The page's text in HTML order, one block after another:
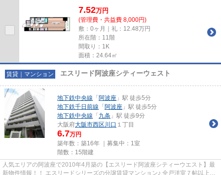
7.52万円
(管理費・共益費 8,000円)
敷：0ヶ月｜礼：12.48万円
所在階：11階
間取り：1K
面積：24.64㎡
賃貸｜マンション エスリード阿波座シティーウェスト
地下鉄中央線 「 阿波座 」駅 徒歩5分
地下鉄千日前線 「 阿波座 」駅 徒歩5分
地下鉄中央線 「 九条 」駅 徒歩9分
大阪府大阪市西区 川口 １丁目
6.7万円
築年数：築16年 ｜募集中： 1室
階数：15階建
人気エリアの阿波座で2010年4月築の【エスリード阿波座シティーウエスト】最
新物件情報！！ エスリードシリーズの分譲賃貸マンション♪ 全戸洋室７帖以上の